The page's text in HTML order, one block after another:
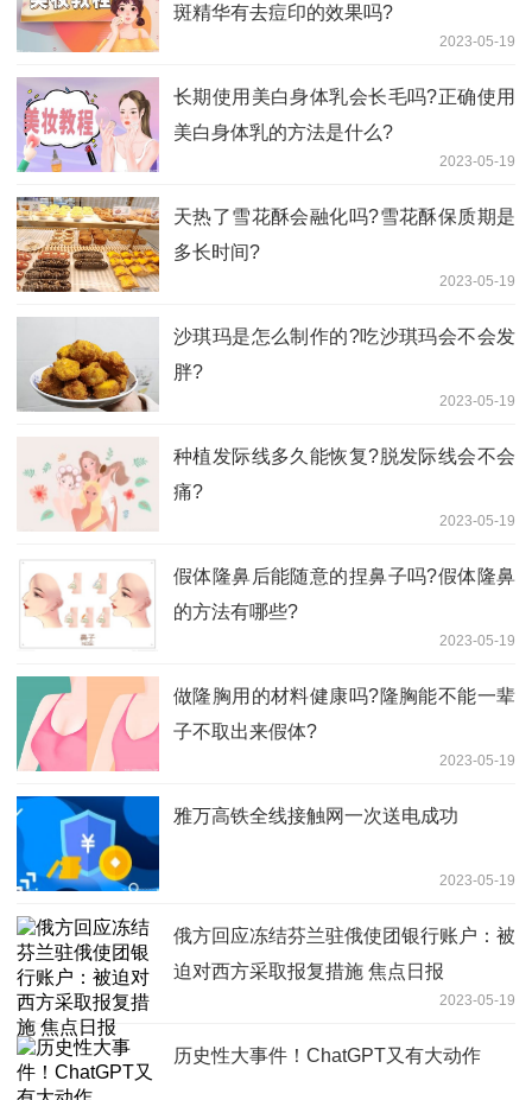
斑精华有去痘印的效果吗?
2023-05-19
长期使用美白身体乳会长毛吗?正确使用
美白身体乳的方法是什么?
2023-05-19
天热了雪花酥会融化吗?雪花酥保质期是
多长时间?
2023-05-19
沙琪玛是怎么制作的?吃沙琪玛会不会发
胖?
2023-05-19
种植发际线多久能恢复?脱发际线会不会
痛?
2023-05-19
假体隆鼻后能随意的捏鼻子吗?假体隆鼻
的方法有哪些?
2023-05-19
做隆胸用的材料健康吗?隆胸能不能一辈
子不取出来假体?
2023-05-19
雅万高铁全线接触网一次送电成功
2023-05-19
俄方回应冻结芬兰驻俄使团银行账户：被
迫对西方采取报复措施 焦点日报
2023-05-19
历史性大事件！ChatGPT又有大动作